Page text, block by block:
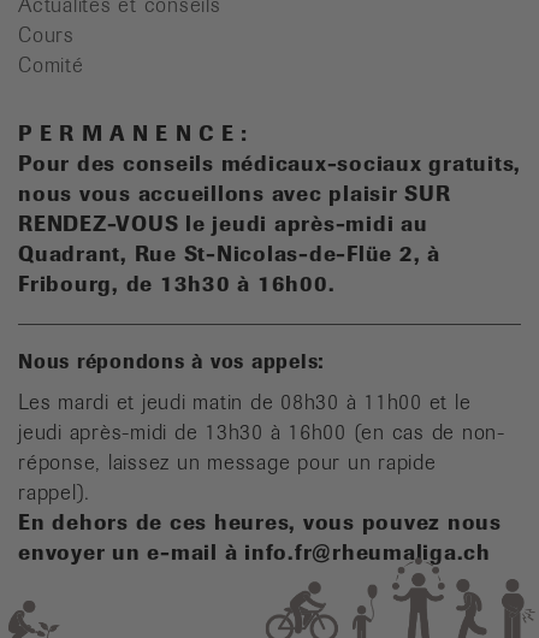
Cours
Comité
P E R M A N E N C E :
Pour des conseils médicaux-sociaux gratuits,
nous vous accueillons avec plaisir SUR
RENDEZ-VOUS le jeudi après-midi au
Quadrant, Rue St-Nicolas-de-Flüe 2, à
Fribourg, de 13h30 à 16h00.
Nous répondons à vos appels:
Les mardi et jeudi matin de 08h30 à 11h00 et le
jeudi après-midi de 13h30 à 16h00 (en cas de non-
réponse, laissez un message pour un rapide
rappel).
En dehors de ces heures, vous pouvez nous
envoyer un e-mail à info.fr@rheumaliga.ch